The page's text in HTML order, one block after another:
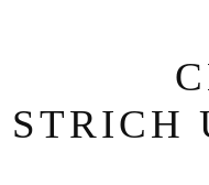
STRICH